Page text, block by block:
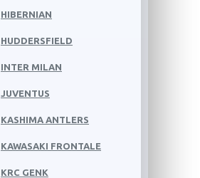
HIBERNIAN
HUDDERSFIELD
INTER MILAN
JUVENTUS
KASHIMA ANTLERS
KAWASAKI FRONTALE
KRC GENK